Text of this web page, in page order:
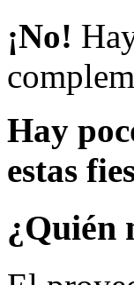
¡No!
Hay
estas
¿Quién